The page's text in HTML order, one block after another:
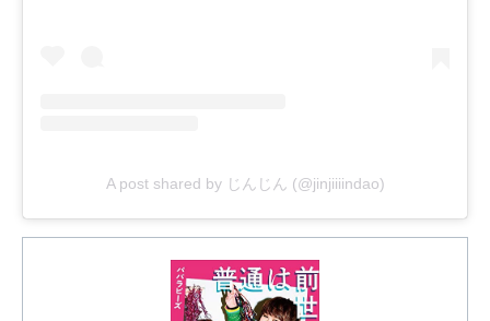
A post shared by じんじん (@jinjiiiindao)